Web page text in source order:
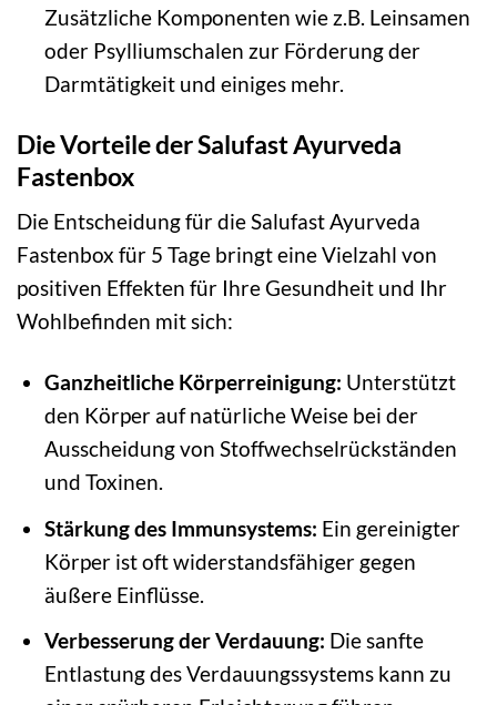
Zusätzliche Komponenten wie z.B. Leinsamen
oder Psylliumschalen zur Förderung der
Darmtätigkeit und einiges mehr.
Die Vorteile der Salufast Ayurveda
Fastenbox
Die Entscheidung für die Salufast Ayurveda
Fastenbox für 5 Tage bringt eine Vielzahl von
positiven Effekten für Ihre Gesundheit und Ihr
Wohlbefinden mit sich:
Ganzheitliche Körperreinigung: Unterstützt
den Körper auf natürliche Weise bei der
Ausscheidung von Stoffwechselrückständen
und Toxinen.
Stärkung des Immunsystems: Ein gereinigter
Körper ist oft widerstandsfähiger gegen
äußere Einflüsse.
Verbesserung der Verdauung: Die sanfte
Entlastung des Verdauungssystems kann zu